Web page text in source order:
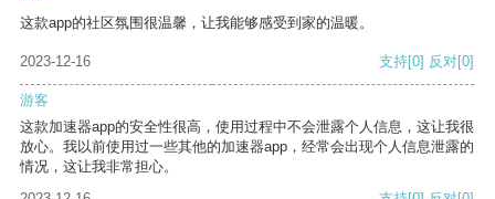
这款app的社区氛围很温馨，让我能够感受到家的温暖。
2023-12-16 支持[0] 反对[0]
游客
这款加速器app的安全性很高，使用过程中不会泄露个人信息，这让我很
放心。我以前使用过一些其他的加速器app，经常会出现个人信息泄露的
情况，这让我非常担心。